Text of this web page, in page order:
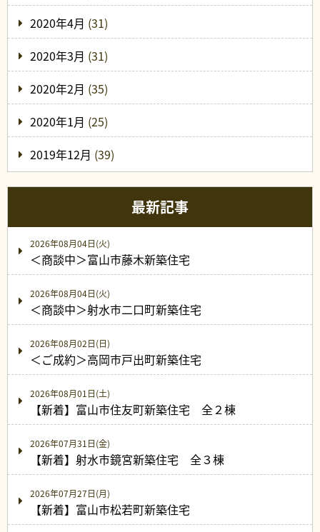
2020年4月 (31)
2020年3月 (31)
2020年2月 (35)
2020年1月 (25)
2019年12月 (39)
最新記事
2026年08月04日(火)
＜商談中＞富山市藤木新築住宅
2026年08月04日(火)
＜商談中＞射水市二口町新築住宅
2026年08月02日(日)
＜ご成約＞高岡市戸出町新築住宅
2026年08月01日(土)
【新着】富山市住友町新築住宅 全２棟
2026年07月31日(金)
【新着】射水市鏡宮新築住宅 全３棟
2026年07月27日(月)
【新着】富山市松若町新築住宅